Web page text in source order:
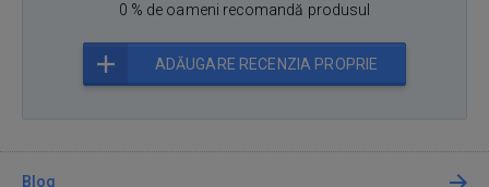
0 % de oameni recomandă produsul
ADĂUGARE RECENZIA PROPRIE
Blog